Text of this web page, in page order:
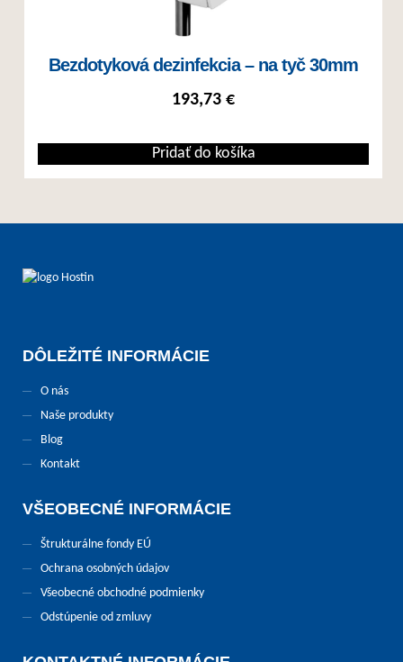
Bezdotyková dezinfekcia – na tyč 30mm
193,73 €
Pridať do košíka
DÔLEŽITÉ INFORMÁCIE
O nás
Naše produkty
Blog
Kontakt
VŠEOBECNÉ INFORMÁCIE
Štrukturálne fondy EÚ
Ochrana osobných údajov
Všeobecné obchodné podmienky
Odstúpenie od zmluvy